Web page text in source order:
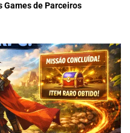
Games de Parceiros